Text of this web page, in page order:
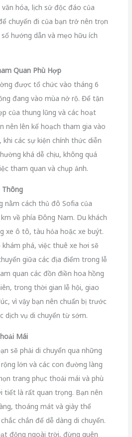
hóa, lịch sử độc đáo của
chuyến đi của bạn trở nên trọn
hướng dẫn và mẹo hữu ích
Quan Phù Hợp
được tổ chức vào tháng 6
đang vào mùa nở rộ. Để tận
của thung lũng và các hoạt
nên lên kế hoạch tham gia vào
các sự kiện chính thức diễn
khá dễ chịu, không quá
tham quan và chụp ảnh.
Thông
nằm cách thủ đô Sofia của
về phía Đông Nam. Du khách
xe ô tô, tàu hỏa hoặc xe buýt.
phá, việc thuê xe hơi sẽ
giữa các địa điểm trong lễ
quan các đồn điền hoa hồng
trong thời gian lễ hội, giao
vì vậy bạn nên chuẩn bị trước
dịch vụ di chuyển từ sớm.
Mái
sẽ phải di chuyển qua những
lớn và các con đường làng
trang phục thoải mái và phù
tiết là rất quan trọng. Bạn nên
thoáng mát và giày thể
chắn để dễ dàng di chuyển.
động ngoài trời, đừng quên